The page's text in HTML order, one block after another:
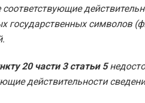
государственных символов
20 части 3 статьи 5
действительности